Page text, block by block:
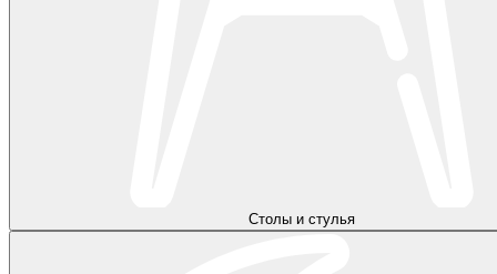
Столы и стулья